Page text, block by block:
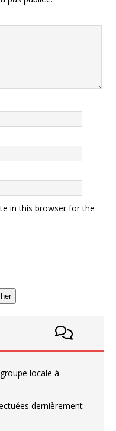
in this browser for the
locale à
dernièrement